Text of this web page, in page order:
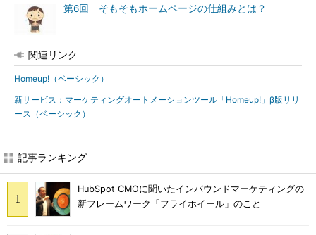
第6回 そもそもホームページの仕組みとは？
関連リンク
Homeup!（ベーシック）
新サービス：マーケティングオートメーションツール「Homeup!」β版リリ
ース（ベーシック）
記事ランキング
HubSpot CMOに聞いたインバウンドマーケティングの
新フレームワーク「フライホイール」のこと